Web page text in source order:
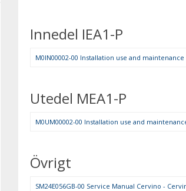
Innedel IEA1-P
M0IN00002-00 Installation use and
Utedel MEA1-P
M0UM00002-00 Installation use and
Övrigt
SM24E056GB-00 Service Manual Cervino -